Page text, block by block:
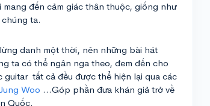
đến cảm giác thân thuộc, giống như
ta.
danh một thời, nên những bài hát
ta có thể ngân nga theo, đem đến cho
tất cả đều được thể hiện lại qua các
Jung Woo …Góp phần đưa khán giả trở về
Quốc.